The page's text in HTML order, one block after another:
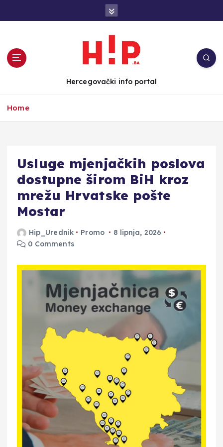
e
Hercegovački info portal
Home
Usluge mjenjačkih poslova
dostupne širom BiH kroz
mrežu Hrvatske pošte
Mostar
Hip_Urednik Promo
8 lipnja, 2026
0 Comments